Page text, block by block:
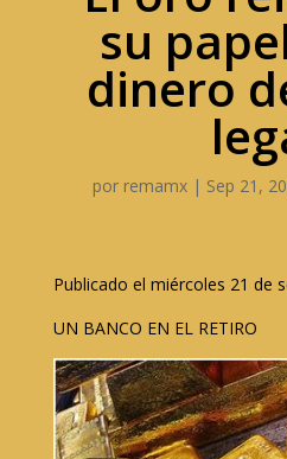
su
dinero
por remamx| Sep 21,
Publicado el miércoles 21 de
UN BANCO EN EL RETIRO